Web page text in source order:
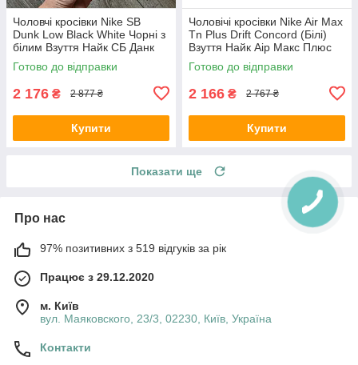
Чоловчі кросівки Nike SB
Dunk Low Black White Чорні з
білим Взуття Найк СБ Данк
Лоу текстиль шкіра демісезон
Готово до відправки
2 176 ₴ 2 877 ₴
Купити
Чоловічі кросівки Nike Air Max
Tn Plus Drift Concord (Білі)
Взуття Найк Аір Макс Плюс
текстиль шкіра демісезон
Готово до відправки
2 166 ₴ 2 767 ₴
Купити
Показати ще
Про нас
97% позитивних з 519 відгуків за рік
Працює з 29.12.2020
м. Київ
вул. Маяковского, 23/3, 02230, Київ, Україна
Контакти